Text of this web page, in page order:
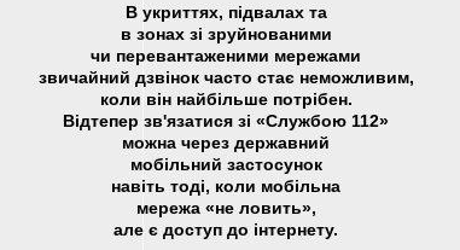
В укриттях, підвалах та
в зонах зі зруйнованими
чи перевантаженими мережами
звичайний дзвінок часто стає неможливим,
коли він найбільше потрібен.
Відтепер зв'язатися зі «Службою 112»
можна через державний
мобільний застосунок
навіть тоді, коли мобільна
мережа «не ловить»,
але є доступ до інтернету.